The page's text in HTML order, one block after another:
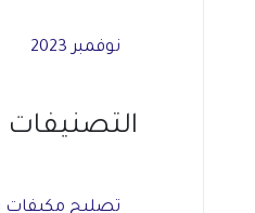
نوفمبر 2023
التصنيفات
تصليح مكيفات